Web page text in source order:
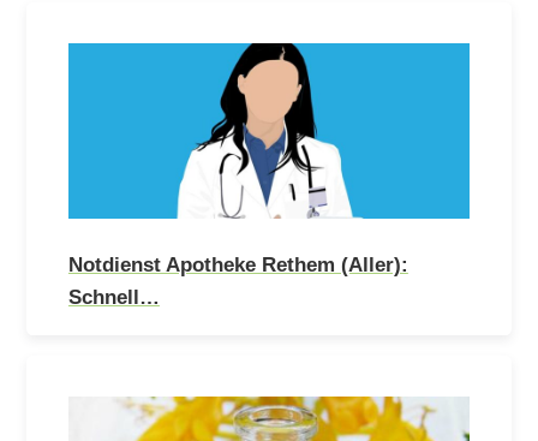
Notdienst Apotheke Rethem (Aller):
Schnell…